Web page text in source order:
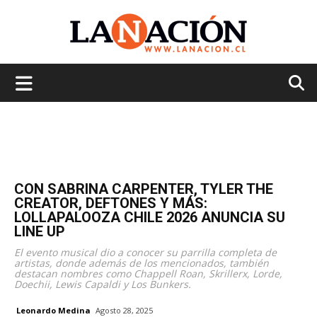
CON SABRINA CARPENTER, TYLER THE
CREATOR, DEFTONES Y MÁS:
LOLLAPALOOZA CHILE 2026 ANUNCIA SU
LINE UP
El evento musical dio a conocer su parrilla completa de
artistas, donde además de los mencionados, también
destacan nombres como Chappell Roan, Skrillerx, Lorde,
Doechii, Lewis Capaldi y Los Bunkers.
Leonardo Medina Agosto 28, 2025